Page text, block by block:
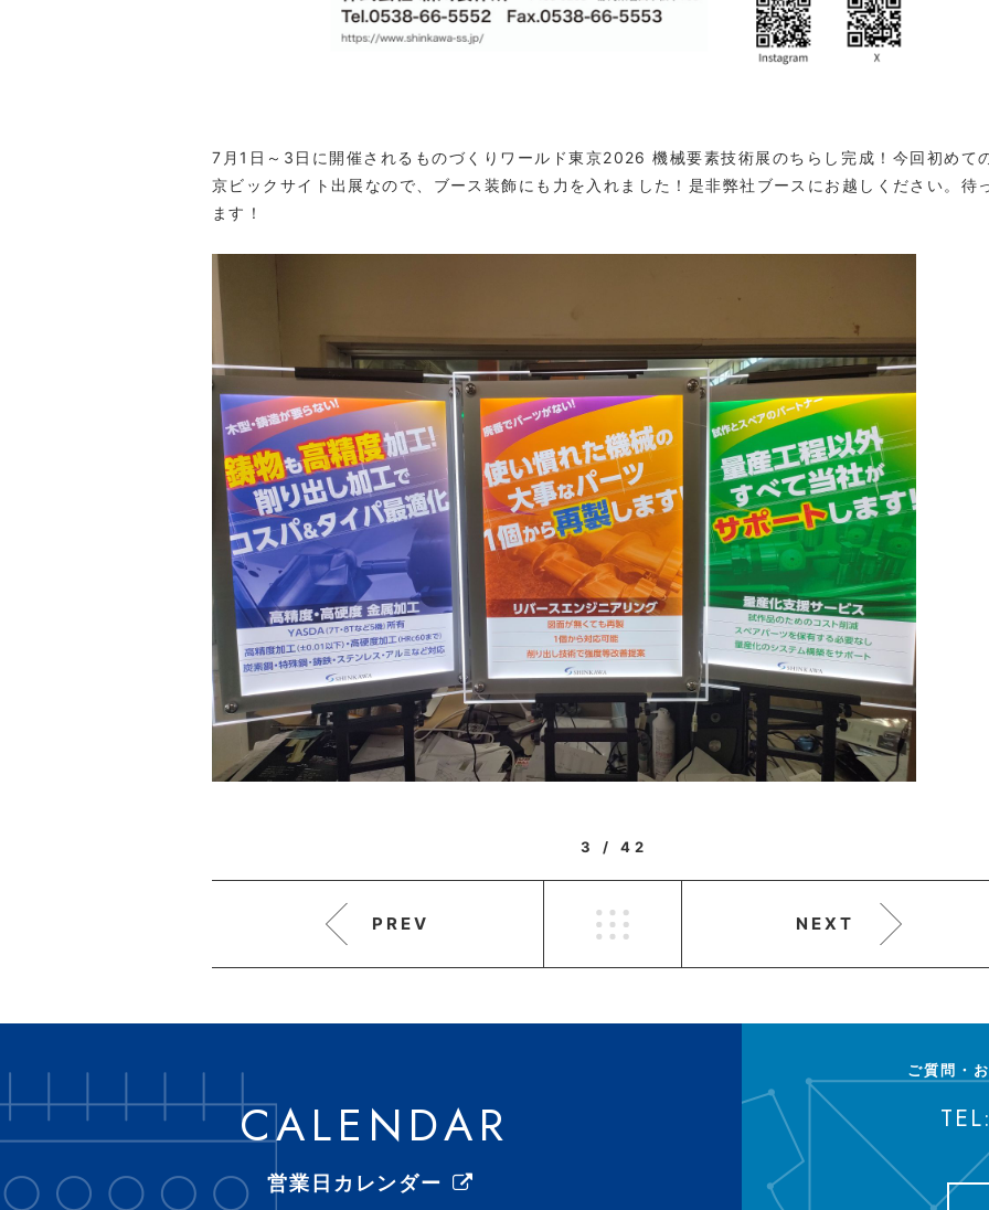
7月1日～3日に開催されるものづくりワールド東京2026 機械要素技術展のちらし完成！今回初めて
京ビックサイト出展なので、ブース装飾にも力を入れました！是非弊社ブースにお越しください。待
ます！
3 / 42
PREV NEXT
CALENDAR
営業日カレンダー
ご質問・
TEL: